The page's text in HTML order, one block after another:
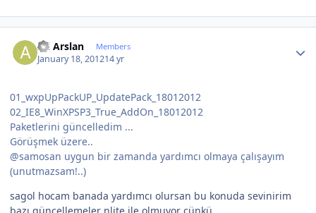
Ali Arslan Members
January 18, 201214 yr
01_wxpUpPackUP_UpdatePack_18012012
02_IE8_WinXPSP3_True_AddOn_18012012
Paketlerini güncelledim ...
Görüşmek üzere..
@samosan uygun bir zamanda yardımcı olmaya çalışayım
(unutmazsam!..)
sagol hocam banada yardımcı olursan bu konuda sevinirim